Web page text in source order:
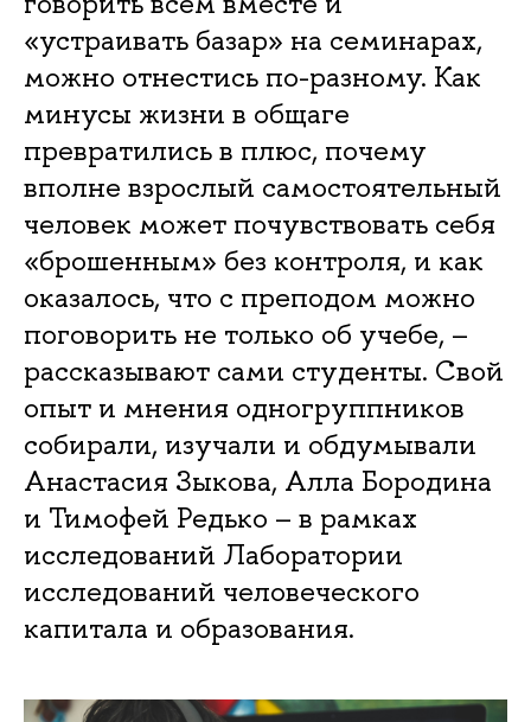
«устраивать базар» на семинарах,
можно отнестись по-разному. Как
минусы жизни в общаге
превратились в плюс, почему
вполне взрослый самостоятельный
человек может почувствовать себя
«брошенным» без контроля, и как
оказалось, что с преподом можно
поговорить не только об учебе, –
рассказывают сами студенты. Свой
опыт и мнения одногруппников
собирали, изучали и обдумывали
Анастасия Зыкова, Алла Бородина
и Тимофей Редько – в рамках
исследований Лаборатории
исследований человеческого
капитала и образования.